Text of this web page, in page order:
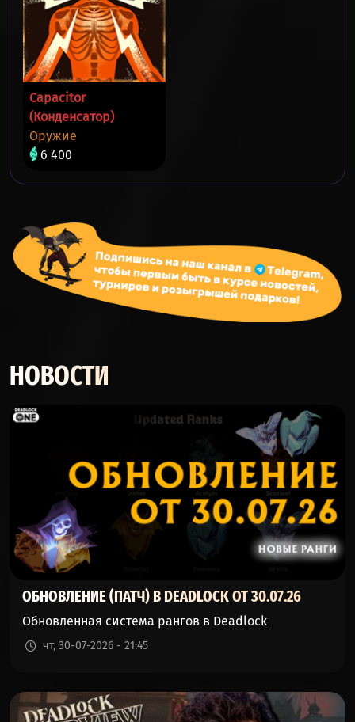
Capacitor
(Конденсатор)
Оружие
6 400
НОВОСТИ
ОБНОВЛЕНИЕ (ПАТЧ) В DEADLOCK ОТ 30.07.26
Обновленная система рангов в Deadlock
чт, 30-07-2026 - 21:45